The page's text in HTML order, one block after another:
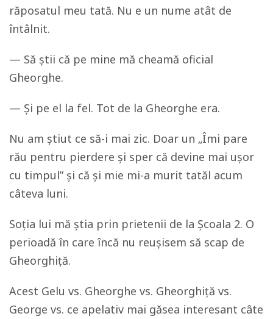
răposatul meu tată. Nu e un nume atât de
întâlnit.
— Să știi că pe mine mă cheamă oficial
Gheorghe.
— Și pe el la fel. Tot de la Gheorghe era.
Nu am știut ce să-i mai zic. Doar un „Îmi pare
rău pentru pierdere și sper că devine mai ușor
cu timpul” și că și mie mi-a murit tatăl acum
câteva luni.
Soția lui mă știa prin prietenii de la Școala 2. O
perioadă în care încă nu reușisem să scap de
Gheorghiță.
Acest Gelu vs. Gheorghe vs. Gheorghiță vs.
George vs. ce apelativ mai găsea interesant câte